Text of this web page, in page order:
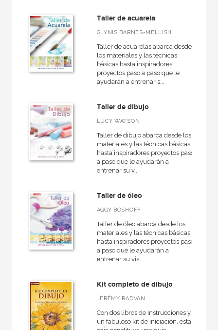
Taller de acuarela
GLYNIS BARNES-MELLISH
Taller de acuarelas abarca desde
los materiales y las técnicas
básicas hasta inspiradores
proyectos paso a paso que le
ayudarán a entrenar s...
Taller de dibujo
LUCY WATSON
Taller de dibujo abarca desde los
materiales y las técnicas básicas
hasta inspiradores proyectos paso
a paso que le ayudarán a
entrenar su v...
Taller de óleo
AGGY BOSHOFF
Taller de óleo abarca desde los
materiales y las técnicas básicas
hasta inspiradores proyectos paso
a paso que le ayudarán a
entrenar su vis...
Kit completo de dibujo
JÉRÉMY RADVAN
Con dos libros de instrucciones y
un fabuloso kit de iniciación, esta